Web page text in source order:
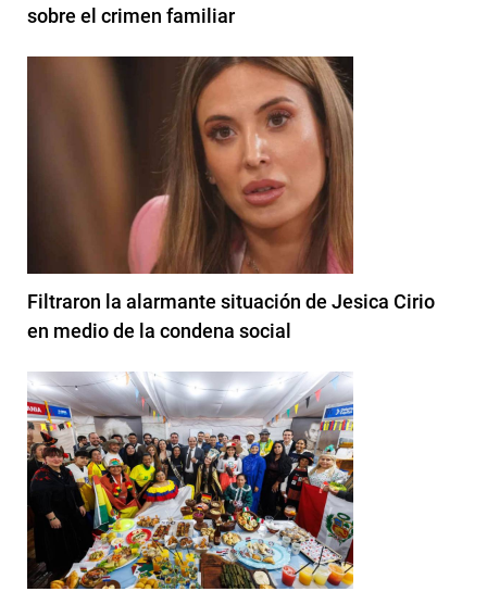
sobre el crimen familiar
Filtraron la alarmante situación de Jesica Cirio
en medio de la condena social